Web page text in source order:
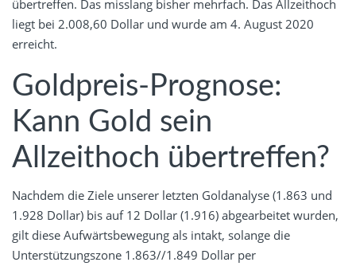
übertreffen. Das misslang bisher mehrfach. Das Allzeithoch
liegt bei 2.008,60 Dollar und wurde am 4. August 2020
erreicht.
Goldpreis-Prognose:
Kann Gold sein
Allzeithoch übertreffen?
Nachdem die Ziele unserer letzten Goldanalyse (1.863 und
1.928 Dollar) bis auf 12 Dollar (1.916) abgearbeitet wurden,
gilt diese Aufwärtsbewegung als intakt, solange die
Unterstützungszone 1.863//1.849 Dollar per